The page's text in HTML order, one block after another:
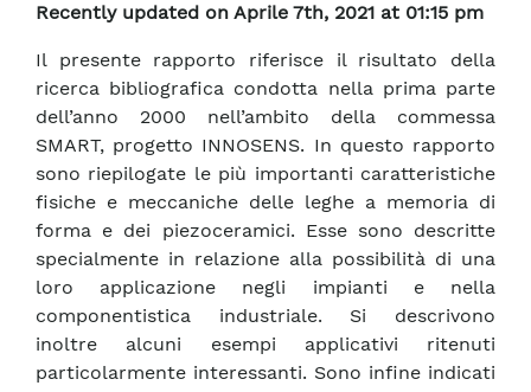
Recently updated on Aprile 7th, 2021 at 01:15 pm
Il presente rapporto riferisce il risultato della
ricerca bibliografica condotta nella prima parte
dell’anno 2000 nell’ambito della commessa
SMART, progetto INNOSENS. In questo rapporto
sono riepilogate le più importanti caratteristiche
fisiche e meccaniche delle leghe a memoria di
forma e dei piezoceramici. Esse sono descritte
specialmente in relazione alla possibilità di una
loro applicazione negli impianti e nella
componentistica industriale. Si descrivono
inoltre alcuni esempi applicativi ritenuti
particolarmente interessanti. Sono infine indicati